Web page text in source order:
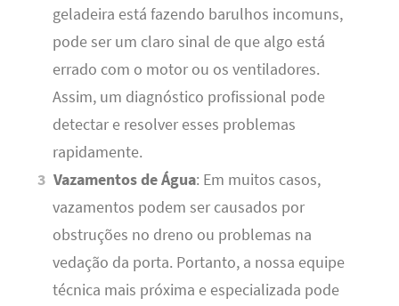
geladeira está fazendo barulhos incomuns,
pode ser um claro sinal de que algo está
errado com o motor ou os ventiladores.
Assim, um diagnóstico profissional pode
detectar e resolver esses problemas
rapidamente.
Vazamentos de Água: Em muitos casos,
vazamentos podem ser causados por
obstruções no dreno ou problemas na
vedação da porta. Portanto, a nossa equipe
técnica mais próxima e especializada pode